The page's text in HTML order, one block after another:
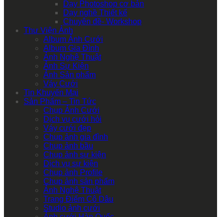
Dạy Photoshop cơ bản
Dạy nghề Thiết kế
Chuyên đề- Workshop
Thư Viện Ảnh
Album Ảnh Cưới
Album Gia Đình
Ảnh Nghệ Thuật
Ảnh Sự Kiện
Ảnh Sản phẩm
Váy Cưới
Tin Khuyến Mại
Sản Phẩm – Tin Tức
Chụp Ảnh Cưới
Dịch vụ cưới hỏi
Váy cưới đẹp
Chụp ảnh gia đình
Chụp ảnh bầu
Chụp ảnh sự kiện
Dịch vụ sự kiện
Chụp ảnh Profile
Chụp ảnh sản phẩm
Ảnh Nghệ Thuật
Trang Điểm Cô Dâu
Studio ảnh cưới